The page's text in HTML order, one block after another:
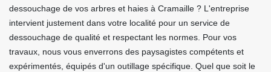
dessouchage de vos arbres et haies à Cramaille ? L'entreprise
intervient justement dans votre localité pour un service de
dessouchage de qualité et respectant les normes. Pour vos
travaux, nous vous enverrons des paysagistes compétents et
expérimentés, équipés d'un outillage spécifique. Quel que soit le